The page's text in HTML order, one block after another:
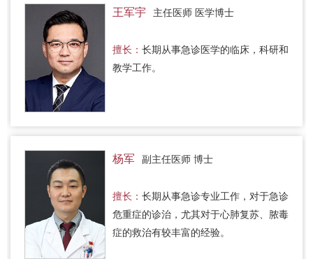
王军宇 主任医师 医学博士
擅长： 长期从事急诊医学的临床，科研和
教学工作。
杨军 副主任医师 博士
擅长： 长期从事急诊专业工作，对于急诊
危重症的诊治，尤其对于心肺复苏、脓毒
症的救治有较丰富的经验。